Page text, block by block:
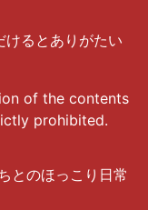
けるとありがたい
of the contents
prohibited.
とのほっこり日常